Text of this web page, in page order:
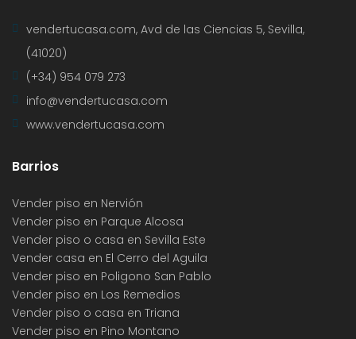
vendertucasa.com, Avd de las Ciencias 5, Sevilla,
(41020)
(+34) 954 079 273
info@vendertucasa.com
www.vendertucasa.com
Barrios
Vender piso en Nervión
Vender piso en Parque Alcosa
Vender piso o casa en Sevilla Este
Vender casa en El Cerro del Aguila
Vender piso en Poligono San Pablo
Vender piso en Los Remedios
Vender piso o casa en Triana
Vender piso en Pino Montano